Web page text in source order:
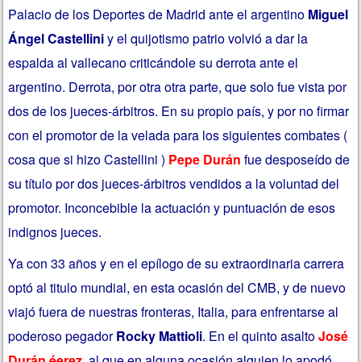
Palacio de los Deportes de Madrid ante el argentino Miguel
Ángel Castelliniy el quijotismo patrio volvió a dar la
espalda al vallecano criticándole su derrota ante el
argentino. Derrota, por otra otra parte, que solo fue vista por
dos de los jueces-árbitros. En su propio país, y por no firmar
con el promotor de la velada para los siguientes combates (
cosa que si hizo Castellini ) Pepe Durán fue desposeído de
su título por dos jueces-árbitros vendidos a la voluntad del
promotor. Inconcebible la actuación y puntuación de esos
indignos jueces.
Ya con 33 años y en el epílogo de su extraordinaria carrera
optó al titulo mundial, en esta ocasión del CMB, y de nuevo
viajó fuera de nuestras fronteras, Italia, para enfrentarse al
poderoso pegadorRocky Mattioli. En el quinto asaltoJosé